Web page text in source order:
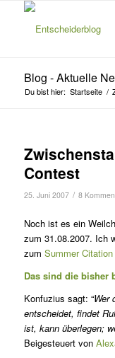
Blog - Aktuelle
Du bist hier: Startseite /
Contest
25. Juni 2007 / 8
Noch ist es ein
zum 31.08.2007. Ich
zum Summer
Das sind die bisher
Konfuzius sagt: “Wer
entscheidet, findet
ist, kann überlegen;
Beigesteuert von